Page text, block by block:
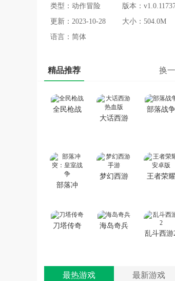
类型：动作冒险
版本：
更新：2023-10-28
大小：504.0M
语言：简体
精品推荐 换
全民枪战
大话西游
部落战争
部落冲
战争
梦幻西游
王者荣耀
刀塔传奇
海岛奇兵
乱斗西游
最热游戏 最新游戏